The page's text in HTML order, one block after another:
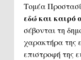
Τομέα
εδώ και καιρό
σέβονται τη
χαρακτήρα της
επιστροφή της